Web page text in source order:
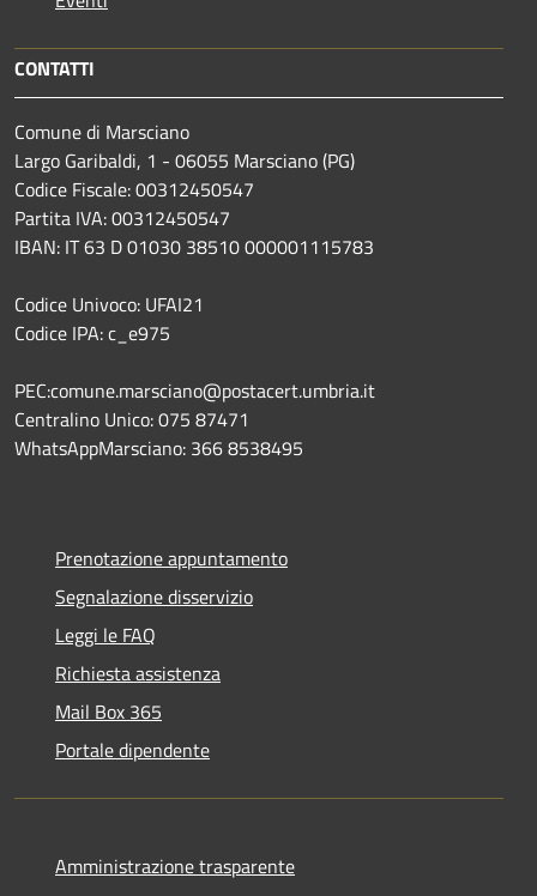
CONTATTI
Comune di Marsciano
Largo Garibaldi, 1 - 06055 Marsciano (PG)
Codice Fiscale: 00312450547
Partita IVA: 00312450547
IBAN: IT 63 D 01030 38510 000001115783
Codice Univoco: UFAI21
Codice IPA: c_e975
PEC:comune.marsciano@postacert.umbria.it
Centralino Unico: 075 87471
WhatsAppMarsciano: 366 8538495
Prenotazione appuntamento
Segnalazione disservizio
Leggi le FAQ
Richiesta assistenza
Mail Box 365
Portale dipendente
Amministrazione trasparente